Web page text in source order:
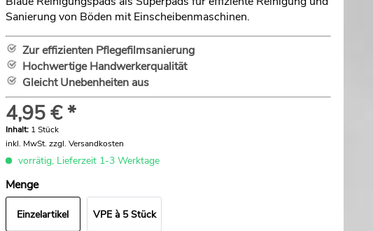
Sanierung von Böden mit Einscheibenmaschinen.
Zur effizienten Pflegefilmsanierung
Hochwertige Handwerkerqualität
Gleicht Unebenheiten aus
4,95 € *
Inhalt: 1 Stück
inkl. MwSt. zzgl. Versandkosten
vorrätig, Lieferzeit 1-3 Werktage
Menge
Einzelartikel VPE à 5 Stück